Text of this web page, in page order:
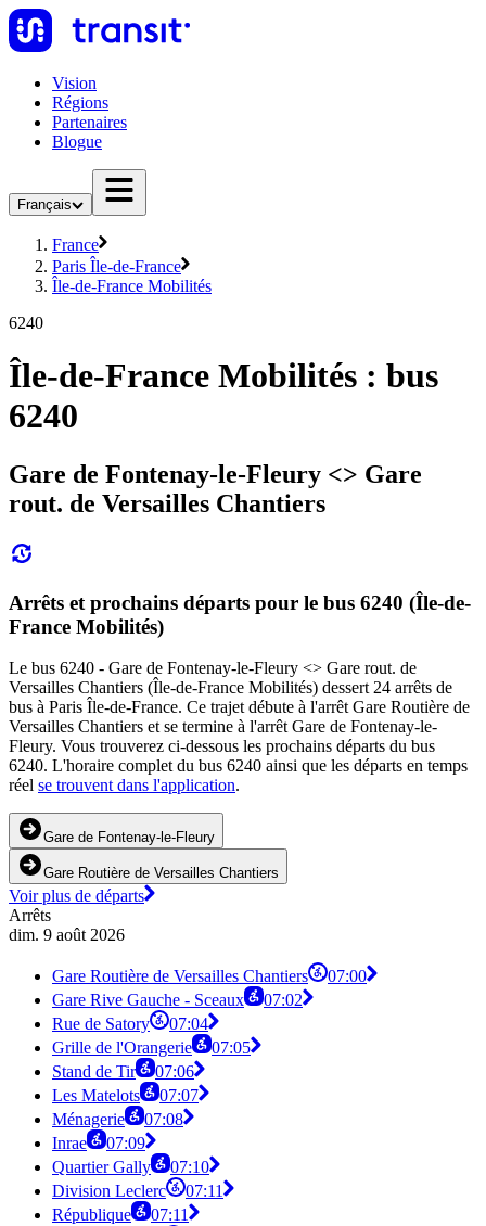
Vision
Régions
Partenaires
Blogue
Français
France
Paris Île-de-France
Île-de-France Mobilités
6240
Île-de-France Mobilités : bus
6240
Gare de Fontenay-le-Fleury <>︎ Gare
rout. de Versailles Chantiers
Arrêts et prochains départs pour le bus 6240 (Île-de-
France Mobilités)
Le bus 6240 - Gare de Fontenay-le-Fleury <>︎ Gare rout. de
Versailles Chantiers (Île-de-France Mobilités) dessert 24 arrêts de
bus à Paris Île-de-France. Ce trajet débute à l'arrêt Gare Routière de
Versailles Chantiers et se termine à l'arrêt Gare de Fontenay-le-
Fleury. Vous trouverez ci-dessous les prochains départs du bus
6240. L'horaire complet du bus 6240 ainsi que les départs en temps
réel se trouvent dans l'application.
Gare de Fontenay-le-Fleury
Gare Routière de Versailles Chantiers
Voir plus de départs
Arrêts
dim. 9 août 2026
Gare Routière de Versailles Chantiers
07:00
Gare Rive Gauche - Sceaux
07:02
Rue de Satory
07:04
Grille de l'Orangerie
07:05
Stand de Tir
07:06
Les Matelots
07:07
Ménagerie
07:08
Inrae
07:09
Quartier Gally
07:10
Division Leclerc
07:11
République
07:11